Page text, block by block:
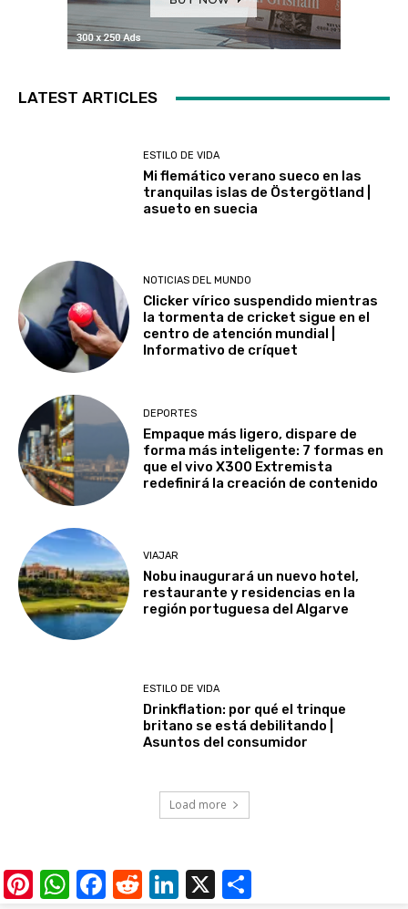
LATEST ARTICLES
ESTILO DE VIDA
Mi flemático verano sueco en las
tranquilas islas de Östergötland |
asueto en suecia
NOTICIAS DEL MUNDO
Clicker vírico suspendido mientras
la tormenta de cricket sigue en el
centro de atención mundial |
Informativo de críquet
DEPORTES
Empaque más ligero, dispare de
forma más inteligente: 7 formas en
que el vivo X300 Extremista
redefinirá la creación de contenido
VIAJAR
Nobu inaugurará un nuevo hotel,
restaurante y residencias en la
región portuguesa del Algarve
ESTILO DE VIDA
Drinkflation: por qué el trinque
britano se está debilitando |
Asuntos del consumidor
Load more
Pinterest
WhatsApp
Facebook
RedditLinkedIn
X